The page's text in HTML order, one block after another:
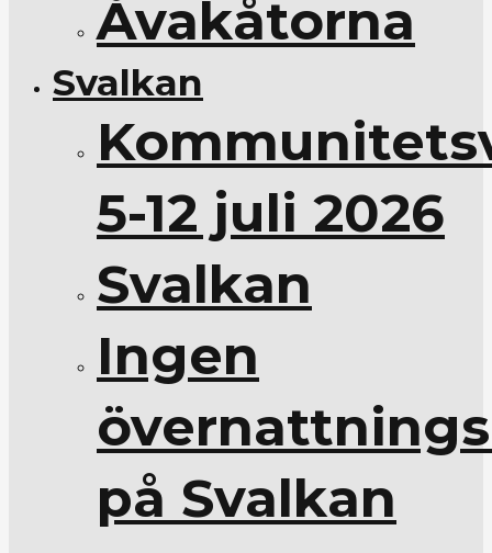
Åvakåtorna
Svalkan
5-12 juli 2026
Svalkan
Ingen
på Svalkan